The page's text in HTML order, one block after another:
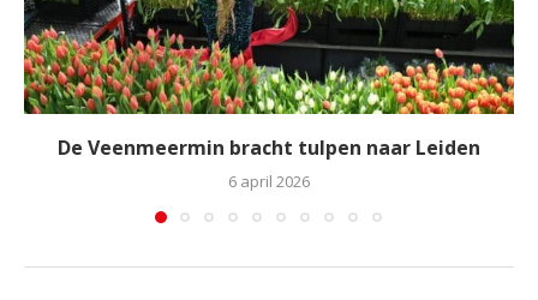
De Veenmeermin bracht tulpen naar Leiden
6 april 2026